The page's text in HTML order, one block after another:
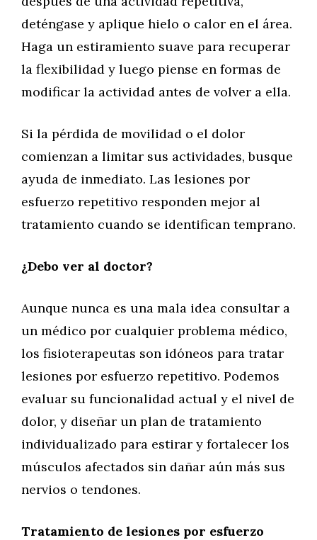
deténgase y aplique hielo o calor en el área.
Haga un estiramiento suave para recuperar
la flexibilidad y luego piense en formas de
modificar la actividad antes de volver a ella.
Si la pérdida de movilidad o el dolor
comienzan a limitar sus actividades, busque
ayuda de inmediato. Las lesiones por
esfuerzo repetitivo responden mejor al
tratamiento cuando se identifican temprano.
¿Debo ver al doctor?
Aunque nunca es una mala idea consultar a
un médico por cualquier problema médico,
los fisioterapeutas son idóneos para tratar
lesiones por esfuerzo repetitivo. Podemos
evaluar su funcionalidad actual y el nivel de
dolor, y diseñar un plan de tratamiento
individualizado para estirar y fortalecer los
músculos afectados sin dañar aún más sus
nervios o tendones.
Tratamiento de lesiones por esfuerzo